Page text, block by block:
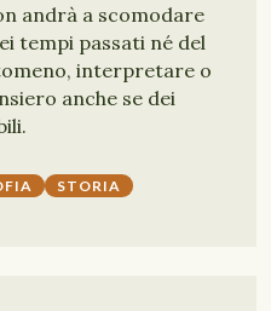
andrà a scomodare
tempi passati né del
interpretare o
anche se dei
STORIA